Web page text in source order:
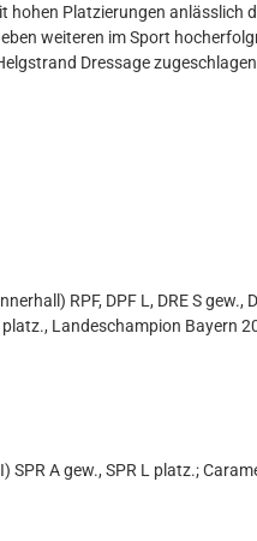
hohen Platzierungen anlässlich
weiteren im Sport
Dressage
RPF, DPF L, DRE S gew.,
Landeschampion Bayern
SPR A gew., SPR L platz.;